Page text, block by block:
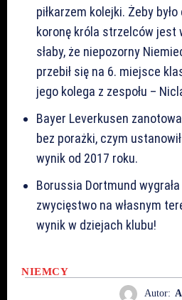
piłkarzem kolejki. Żeby
koronę króla strzelców jest
słaby, że niepozorny
przebił się na 6. miejsce
jego kolega z zespołu –
Bayer Leverkusen
bez porażki, czym
wynik od 2017 roku.
Borussia Dortmund
zwycięstwo na własnym
wynik w dziejach klubu!
NIEMCY
Autor: